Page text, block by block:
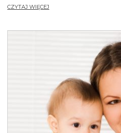
CZYTAJ WIĘCEJ